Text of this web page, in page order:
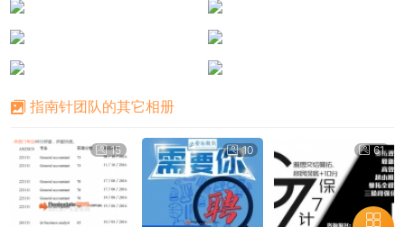
指南针团队的其它相册
15 10 61